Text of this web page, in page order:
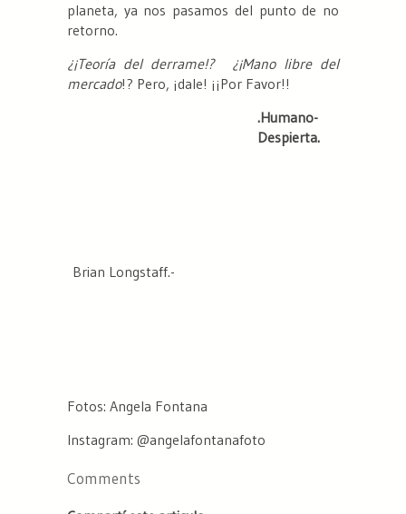
planeta, ya nos pasamos del punto de no
retorno.
¿¡Teoría del derrame!? ¿¡Mano libre del
mercado!? Pero, ¡dale! ¡¡Por Favor!!
.Humano-
Despierta.
Brian Longstaff.-
Fotos: Angela Fontana
Instagram: @angelafontanafoto
Comments